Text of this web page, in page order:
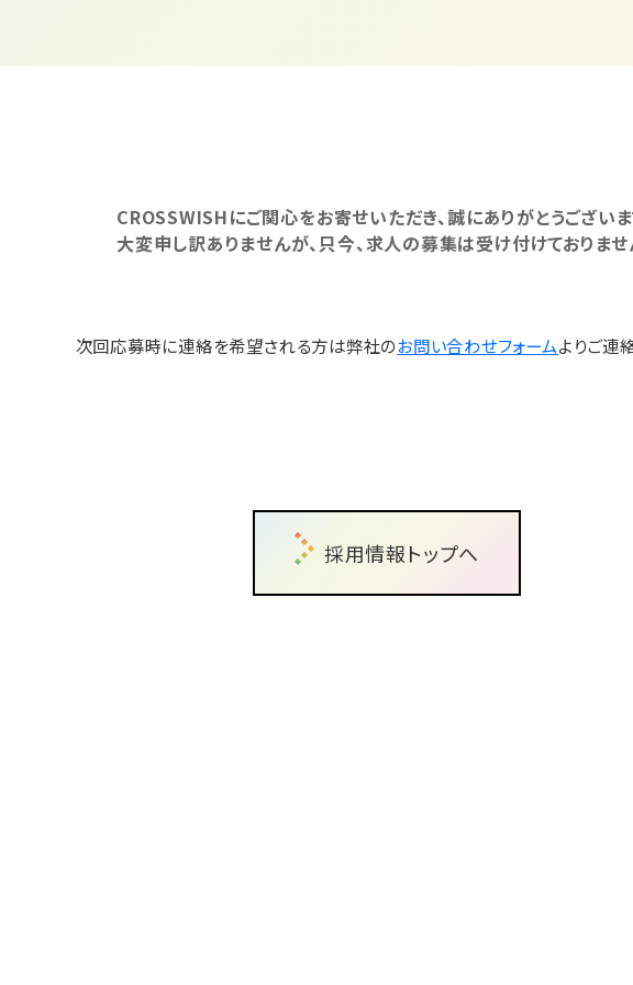
CROSSWISHにご関心をお寄せいただき、誠にありがとうございま
大変申し訳ありませんが、只今、求人の募集は受け付けておりませ
次回応募時に連絡を希望される方は弊社のお問い合わせフォームよりご連
採用情報トップへ